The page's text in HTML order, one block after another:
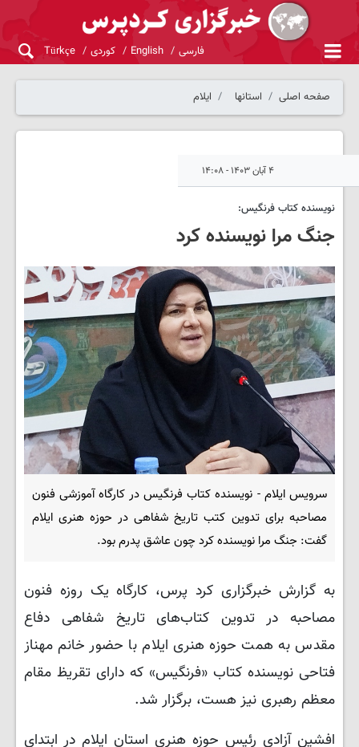
فارسی English کوردی Türkçe
صفحه اصلی استانها ایلام
۴ آبان ۱۴۰۳ - ۱۴:۰۸
نویسنده کتاب فرنگیس:
جنگ مرا نویسنده کرد
سرویس ایلام - نویسنده کتاب فرنگیس در کارگاه آموزشی فنون
مصاحبه برای تدوین کتب تاریخ شفاهی در حوزه هنری ایلام
گفت: جنگ مرا نویسنده کرد چون عاشق پدرم بود.
به گزارش خبرگزاری کرد پرس، کارگاه یک روزه فنون
مصاحبه در تدوین کتاب‌های تاریخ شفاهی دفاع
مقدس به همت حوزه هنری ایلام با حضور خانم مهناز
فتاحی نویسنده کتاب «فرنگیس» که دارای تقریظ مقام
معظم رهبری نیز هست، برگزار شد.
افشین آزادی رئیس حوزه هنری استان ایلام در ابتدای